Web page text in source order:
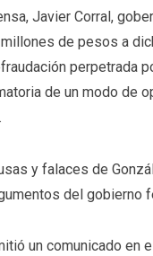
Javier Corral,
de pesos a
perpetrada
de un modo de
y falaces de
del gobierno
un comunicado